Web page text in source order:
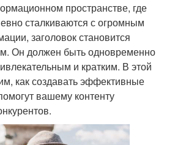
пространстве, где
сталкиваются с огромным
заголовок становится
Он должен быть одновременно
и кратким. В этой
как создавать эффективные
вашему контенту